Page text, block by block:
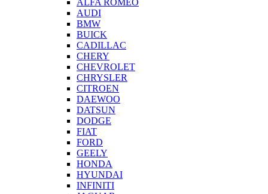
ALFA ROMEO
AUDI
BMW
BUICK
CADILLAC
CHERY
CHEVROLET
CHRYSLER
CITROEN
DAEWOO
DATSUN
DODGE
FIAT
FORD
GEELY
HONDA
HYUNDAI
INFINITI